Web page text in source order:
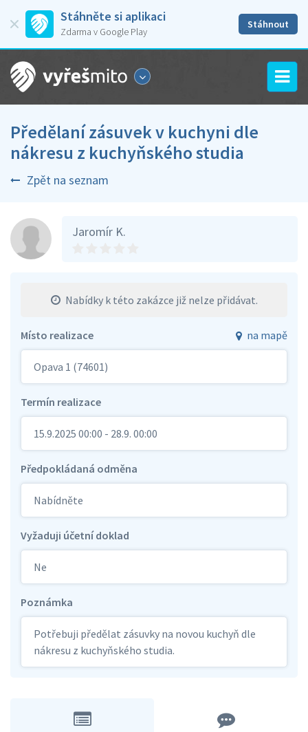
Stáhněte si aplikaci
Zdarma v Google Play
Stáhnout
Předělaní zásuvek v kuchyni dle
nákresu z kuchyňského studia
Zpět na seznam
Jaromír K.
Nabídky k této zakázce již nelze přidávat.
Místo realizace na mapě
Opava 1 (74601)
Termín realizace
15.9.2025 00:00 - 28.9. 00:00
Předpokládaná odměna
Nabídněte
Vyžaduji účetní doklad
Ne
Poznámka
Potřebuji předělat zásuvky na novou kuchyň dle
nákresu z kuchyňského studia.